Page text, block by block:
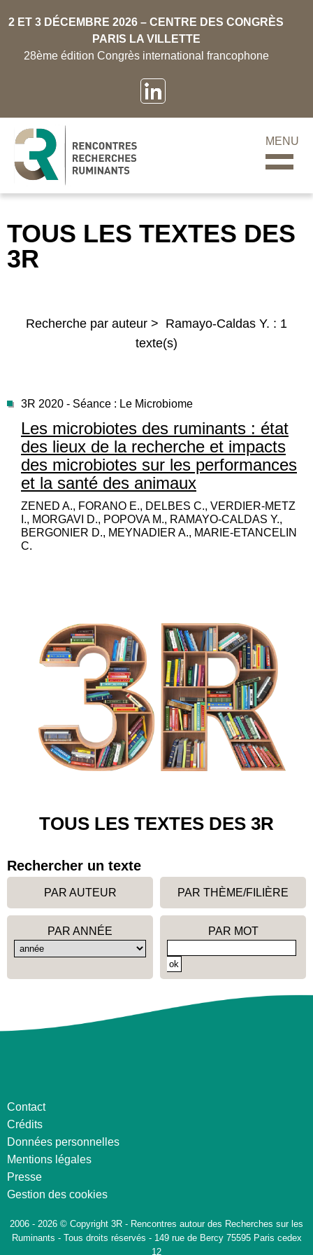
2 ET 3 DÉCEMBRE 2026 – CENTRE DES CONGRÈS
PARIS LA VILLETTE
28ème édition Congrès international francophone
MENU
TOUS LES TEXTES DES
3R
Recherche par auteur > Ramayo-Caldas Y. : 1
texte(s)
3R 2020 - Séance : Le Microbiome
Les microbiotes des ruminants : état
des lieux de la recherche et impacts
des microbiotes sur les performances
et la santé des animaux
ZENED A., FORANO E., DELBES C., VERDIER-METZ
I., MORGAVI D., POPOVA M., RAMAYO-CALDAS Y.,
BERGONIER D., MEYNADIER A., MARIE-ETANCELIN
C.
TOUS LES TEXTES DES 3R
Rechercher un texte
PAR AUTEUR PAR THÈME/FILIÈRE
PAR ANNÉE PAR MOT
Contact
Crédits
Données personnelles
Mentions légales
Presse
Gestion des cookies
2006 - 2026 © Copyright 3R - Rencontres autour des Recherches sur les
Ruminants - Tous droits réservés - 149 rue de Bercy 75595 Paris cedex
12